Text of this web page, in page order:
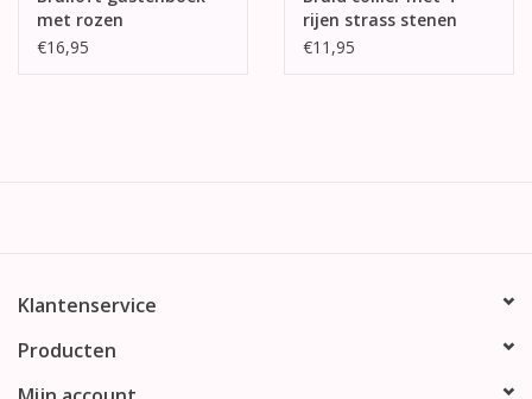
met rozen
€16,95
rijen strass stenen
€11,95
Klantenservice
Producten